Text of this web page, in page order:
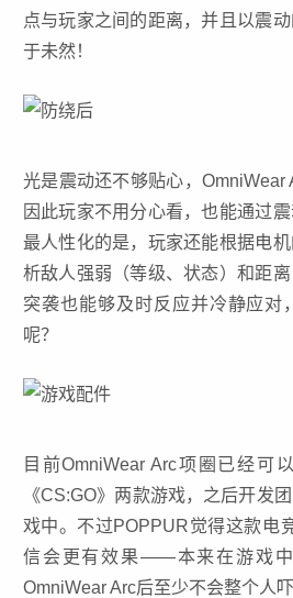
点与玩家之间的距离，并且以震
于未然！
光是震动还不够贴心，OmniWear
因此玩家不用分心看，也能通过震
最人性化的是，玩家还能根据电
析敌人强弱（等级、状态）和距
突袭也能够及时反应并冷静应对
呢？
目前OmniWear Arc项圈已经可
《CS:GO》两款游戏，之后开发
戏中。不过POPPUR觉得这款电
信会更有效果——本来在游戏
OmniWear Arc后至少不会整个人